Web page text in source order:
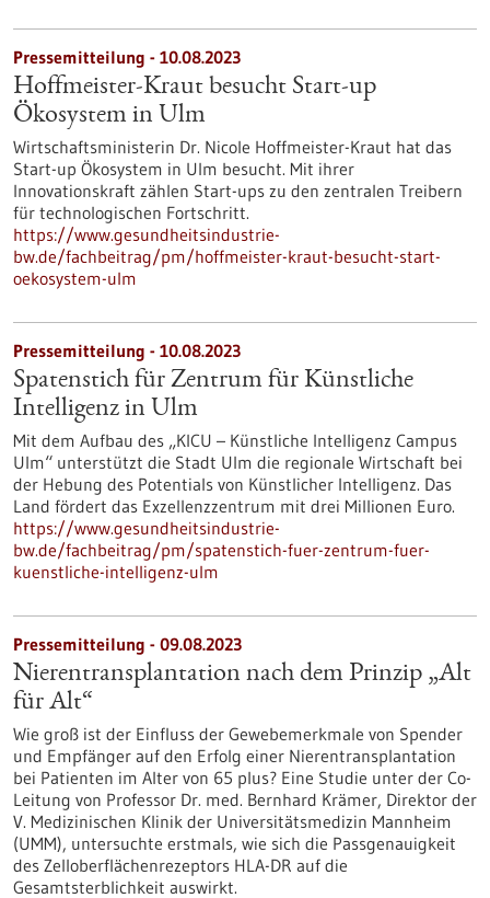
Pressemitteilung - 10.08.2023
Hoffmeister-Kraut besucht Start-up
Ökosystem in Ulm
Wirtschaftsministerin Dr. Nicole Hoffmeister-Kraut hat das
Start-up Ökosystem in Ulm besucht. Mit ihrer
Innovationskraft zählen Start-ups zu den zentralen Treibern
für technologischen Fortschritt.
https://www.gesundheitsindustrie-
bw.de/fachbeitrag/pm/hoffmeister-kraut-besucht-start-
oekosystem-ulm
Pressemitteilung - 10.08.2023
Spatenstich für Zentrum für Künstliche
Intelligenz in Ulm
Mit dem Aufbau des „KICU – Künstliche Intelligenz Campus
Ulm“ unterstützt die Stadt Ulm die regionale Wirtschaft bei
der Hebung des Potentials von Künstlicher Intelligenz. Das
Land fördert das Exzellenzzentrum mit drei Millionen Euro.
https://www.gesundheitsindustrie-
bw.de/fachbeitrag/pm/spatenstich-fuer-zentrum-fuer-
kuenstliche-intelligenz-ulm
Pressemitteilung - 09.08.2023
Nierentransplantation nach dem Prinzip „Alt
für Alt“
Wie groß ist der Einfluss der Gewebemerkmale von Spender
und Empfänger auf den Erfolg einer Nierentransplantation
bei Patienten im Alter von 65 plus? Eine Studie unter der Co-
Leitung von Professor Dr. med. Bernhard Krämer, Direktor der
V. Medizinischen Klinik der Universitätsmedizin Mannheim
(UMM), untersuchte erstmals, wie sich die Passgenauigkeit
des Zelloberflächenrezeptors HLA-DR auf die
Gesamtsterblichkeit auswirkt.